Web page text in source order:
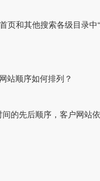
和其他搜索各级目录中
站顺序如何排列？
的先后顺序，客户网站